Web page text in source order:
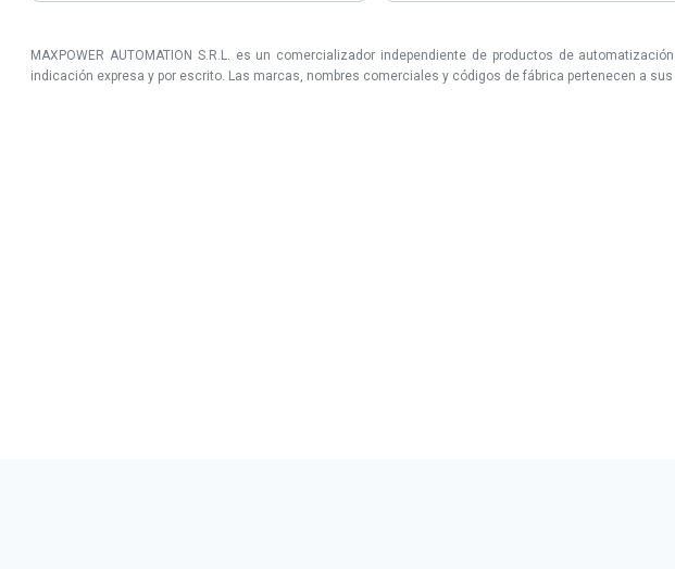
MAXPOWER AUTOMATION S.R.L. es un comercializador independiente de productos de
indicación expresa y por escrito. Las marcas, nombres comerciales y códigos de fábrica pertenecen a